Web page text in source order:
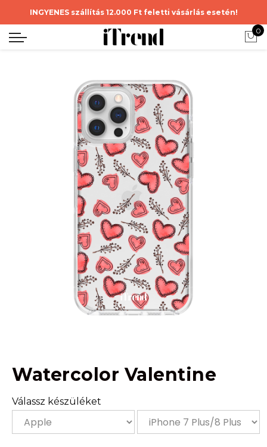
INGYENES szállítás 12.000 Ft feletti vásárlás esetén!
0
Watercolor Valentine
Válassz készüléket